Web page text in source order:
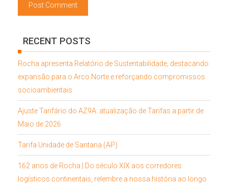
RECENT POSTS
Rocha apresenta Relatório de Sustentabilidade, destacando
expansão para o Arco Norte e reforçando compromissos
socioambientais
Ajuste Tarifário do AZ9A: atualização de Tarifas a partir de
Maio de 2026
Tarifa Unidade de Santana (AP)
162 anos de Rocha | Do século XIX aos corredores
logísticos continentais, relembre a nossa história ao longo